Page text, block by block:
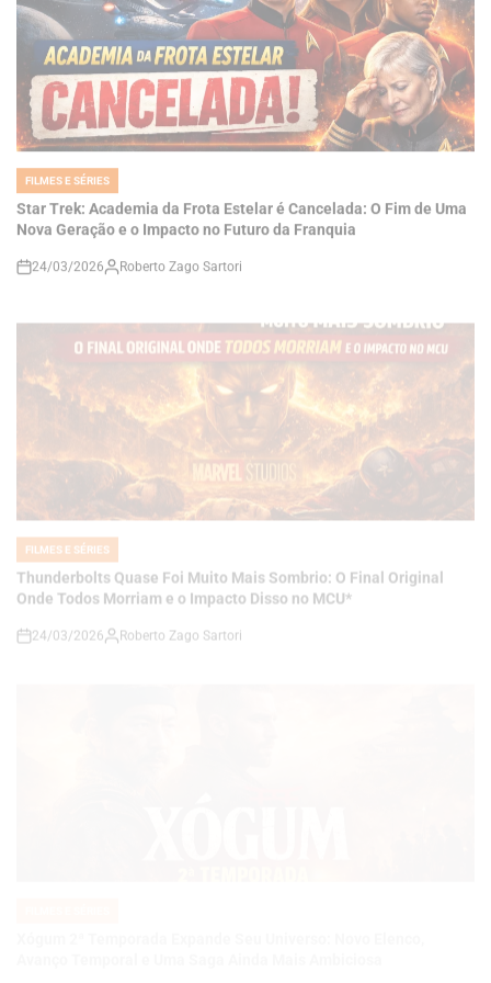
POSTED
IN
FILMES E SÉRIES
Star Trek: Academia da Frota Estelar é Cancelada: O Fim de Uma
Nova Geração e o Impacto no Futuro da Franquia
on
24/03/2026 Roberto Zago Sartori
POSTED
FILMES E SÉRIES
Thunderbolts Quase Foi Muito Mais Sombrio: O Final Original
Onde Todos Morriam e o Impacto Disso no MCU*
on
24/03/2026